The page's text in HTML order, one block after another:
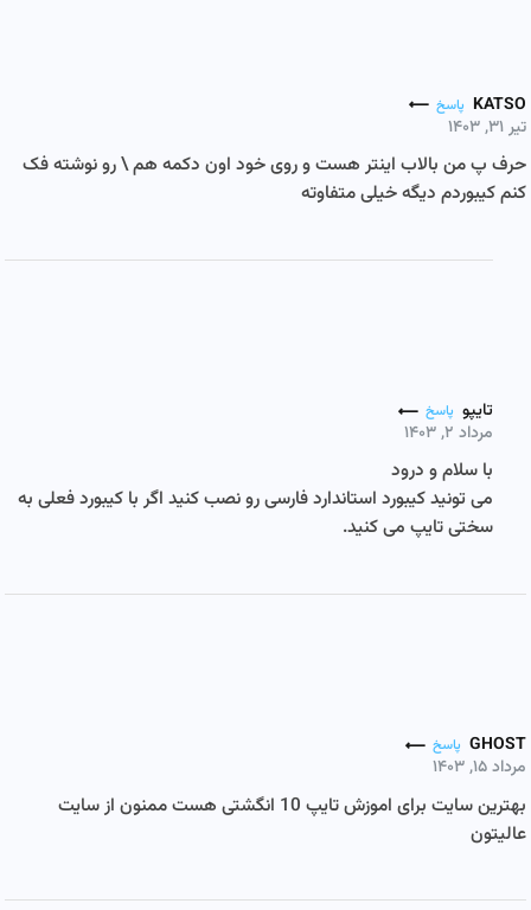
KATSO پاسخ
تیر ۳۱, ۱۴۰۳
حرف پ من بالاب اینتر هست و روی خود اون دکمه هم \ رو نوشته فک
کنم کیبوردم دیگه خیلی متفاوته
تایپو پاسخ
مرداد ۲, ۱۴۰۳
با سلام و درود
می تونید کیبورد استاندارد فارسی رو نصب کنید اگر با کیبورد فعلی به
سختی تایپ می کنید.
GHOST پاسخ
مرداد ۱۵, ۱۴۰۳
بهترین سایت برای اموزش تایپ 10 انگشتی هست ممنون از سایت
عالیتون